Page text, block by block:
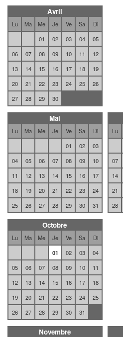
Avril
Lu Ma Me Je Ve Sa
Di
01
02 03 04
05
06
07 08 09 10 11
12
13
14 15 16 17 18
19
20
21 22 23 24 25
26
27
28 29 30
Mai
Lu Ma Me Je Ve Sa
Di
01
02
03
04
05 06 07 08 09
10
11
12 13 14 15 16
17
18
19 20 21 22 23
24
25
26 27 28 29 30 31
Lu
07
14
21
28
Octobre
Lu Ma Me Je Ve Sa
Di
01
02 03
04
05
06 07 08 09 10
11
12
13 14 15 16 17
18
19
20 21 22 23 24
25
26
27 28 29 30 31
Novembre